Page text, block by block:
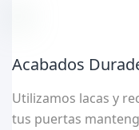
Acabados
Utilizamos lacas y
tus puertas